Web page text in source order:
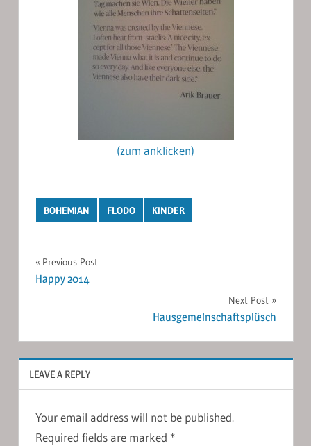
(zum anklicken)
BOHEMIAN FLODO KINDER
Post
navigation
Previous Post
Happy 2014
Next Post
Hausgemeinschaftsplüsch
LEAVE A REPLY
Your email address will not be published.
Required fields are marked *